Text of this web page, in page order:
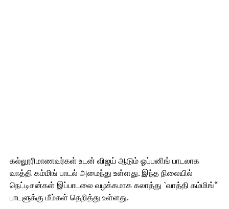
கல்லூரிமாணவர்கள் உடன் விஜய் ஆடும் ஓப்பனிங் பாடலாக
வாத்தி கம்மிங் பாடல் அமைந்து உள்ளது. இந்த நிலையில்
நெட்டிசன்கள் இப்பாடலை வழக்கமாக கலாத்து `வாத்தி கம்மிங்“
பாடளுக்கு மீம்கள் தெறித்து உள்ளது.